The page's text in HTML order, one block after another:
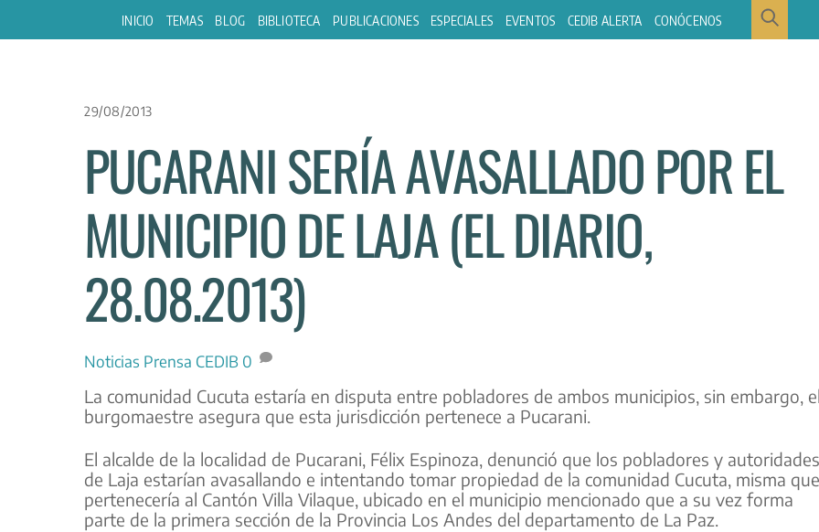
INICIO TEMAS BLOG BIBLIOTECA PUBLICACIONES ESPECIALES EVENTOS CEDIB ALERTA CONÓCENOS
29/08/2013
PUCARANI SERÍA AVASALLADO POR EL
MUNICIPIO DE LAJA (EL DIARIO,
28.08.2013)
Noticias Prensa CEDIB 0
La comunidad Cucuta estaría en disputa entre pobladores de ambos municipios, sin embargo,
burgomaestre asegura que esta jurisdicción pertenece a Pucarani.
El alcalde de la localidad de Pucarani, Félix Espinoza, denunció que los pobladores y autoridades
de Laja estarían avasallando e intentando tomar propiedad de la comunidad Cucuta, misma que
pertenecería al Cantón Villa Vilaque, ubicado en el municipio mencionado que a su vez forma
parte de la primera sección de la Provincia Los Andes del departamento de La Paz.